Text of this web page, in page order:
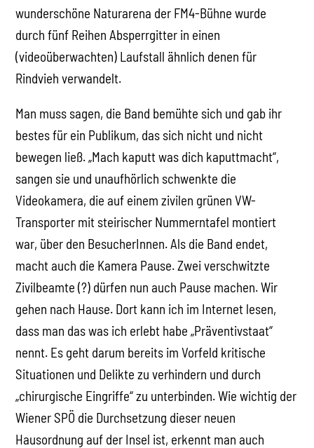
wunderschöne Naturarena der FM4-Bühne wurde
durch fünf Reihen Absperrgitter in einen
(videoüberwachten) Laufstall ähnlich denen für
Rindvieh verwandelt.
Man muss sagen, die Band bemühte sich und gab ihr
bestes für ein Publikum, das sich nicht und nicht
bewegen ließ. „Mach kaputt was dich kaputtmacht“,
sangen sie und unaufhörlich schwenkte die
Videokamera, die auf einem zivilen grünen VW-
Transporter mit steirischer Nummerntafel montiert
war, über den BesucherInnen. Als die Band endet,
macht auch die Kamera Pause. Zwei verschwitzte
Zivilbeamte (?) dürfen nun auch Pause machen. Wir
gehen nach Hause. Dort kann ich im Internet lesen,
dass man das was ich erlebt habe „Präventivstaat“
nennt. Es geht darum bereits im Vorfeld kritische
Situationen und Delikte zu verhindern und durch
„chirurgische Eingriffe“ zu unterbinden. Wie wichtig der
Wiener SPÖ die Durchsetzung dieser neuen
Hausordnung auf der Insel ist, erkennt man auch